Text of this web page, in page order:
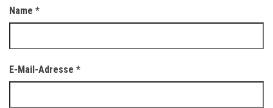
Name *
E-Mail-Adresse *